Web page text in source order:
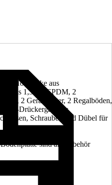
Holzdecke aus
aus 1,5mm EPDM, 2
2 Gerätehalter, 2 Regalböden,
Drückergarnitur,
Schrauben und Dübel für
sind als Zubehör